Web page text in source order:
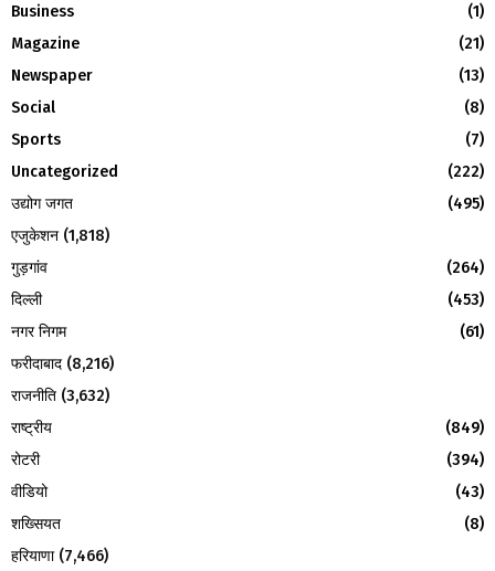
o
r
:
R
Business
(1)
Magazine
(21)
Newspaper
(13)
Social
(8)
Sports
(7)
Uncategorized
(222)
उद्योग जगत
(495)
एजुकेशन (1,818)
गुड़गांव
(264)
दिल्ली
(453)
नगर निगम
(61)
फरीदाबाद (8,216)
राजनीति (3,632)
राष्ट्रीय
(849)
रोटरी
(394)
वीडियो
(43)
शख्सियत
(8)
हरियाणा(7,466)